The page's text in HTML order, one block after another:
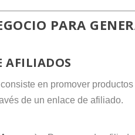
PARA
AFILIADOS
en promover
de un enlace de afiliado.